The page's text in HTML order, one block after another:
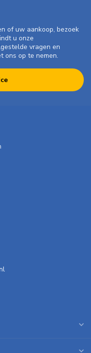
of uw aankoop, bezoek
u onze
vragen en
ons op te nemen.